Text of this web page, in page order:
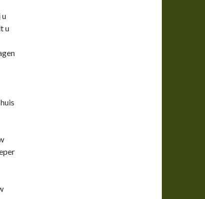
u
u